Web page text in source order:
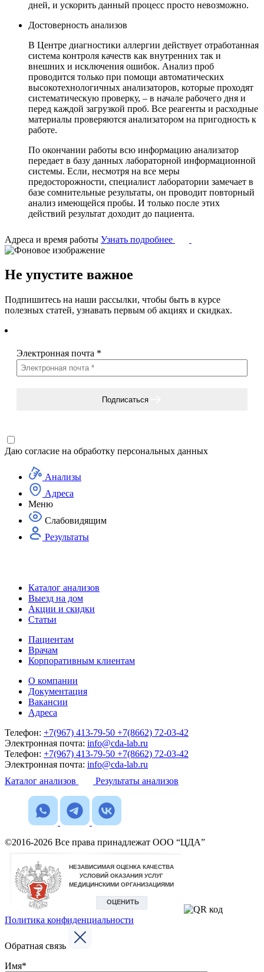
дней, и ускорить данный процесс просто невозможно.
Достоверность анализов
В Центре диагностики аллергии действует отработанная
система контроля качеств как внутренних так и
внешних и исключения ошибок. Анализ проб
проводится только при помощи автоматических
высокотехнологичных анализаторов, которые проходят
систематическую проверку, – в начале рабочего дня и
перед каждой загрузкой проб. Все реагенты и расходные
материалы проверяются анализатором на пригодность к
работе.
По окончании работы всю информацию анализатор
передает в базу данных лабораторной информационной
системы. Если, несмотря на все меры
предосторожности, специалист лаборатории замечает в
базе сомнительные результаты, он проводит повторный
анализ имеющейся пробы. И только после этих
действий результат доходит до пациента.
Адреса и время работы Узнать подробнее
Не упустите важное
Подпишитесь на наши рассылки, чтобы быть в курсе
полезных статей, узнавать первым об акциях и скидках.
Электронная почта *
Подписаться
Даю согласие на обработку персональных данных
Анализы
Адреса
Меню
Слабовидящим
Результаты
Каталог анализов
Выезд на дом
Акции и скидки
Статьи
Пациентам
Врачам
Корпоративным клиентам
О компании
Документация
Вакансии
Адреса
Телефон: +7(967) 413-79-50 +7(8662) 72-03-42
Электронная почта: info@cda-lab.ru
Телефон: +7(967) 413-79-50 +7(8662) 72-03-42
Электронная почта: info@cda-lab.ru
Каталог анализов
Результаты анализов
©2016-2026 Все права принадлежат ООО “ЦДА”
Политика конфиденциальности
Обратная связь
Имя*